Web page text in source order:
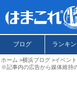
ブログ ランキ
ホーム 横浜ブログ
イベン
※記事内の広告から媒体維持